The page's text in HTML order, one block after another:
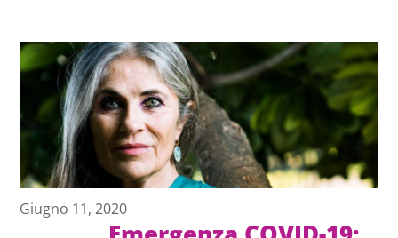
Giugno 11, 2020